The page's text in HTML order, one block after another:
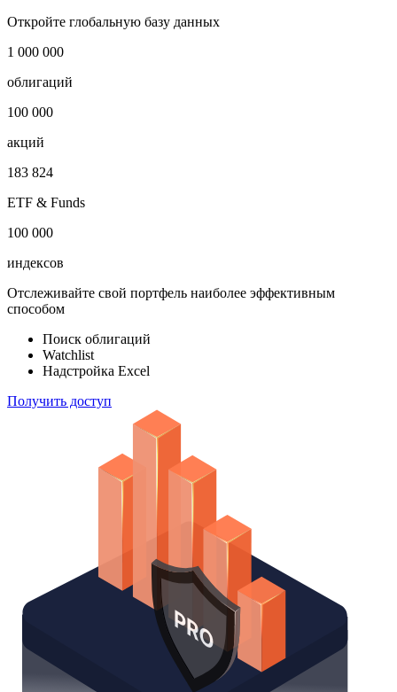
Откройте глобальную базу данных
1 000 000
облигаций
100 000
акций
183 824
ETF & Funds
100 000
индексов
Отслеживайте свой портфель наиболее эффективным
способом
Поиск облигаций
Watchlist
Надстройка Excel
Получить доступ